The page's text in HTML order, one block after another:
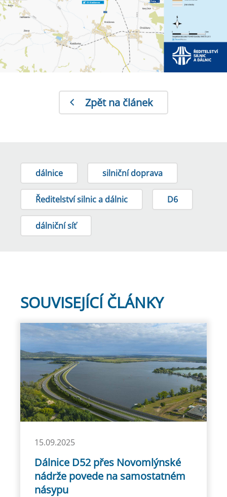
Zpět na článek
dálnice silniční doprava
Ředitelství silnic a dálnic D6
dálniční síť
SOUVISEJÍCÍ ČLÁNKY
15.09.2025
Dálnice D52 přes Novomlýnské
nádrže povede na samostatném
násypu